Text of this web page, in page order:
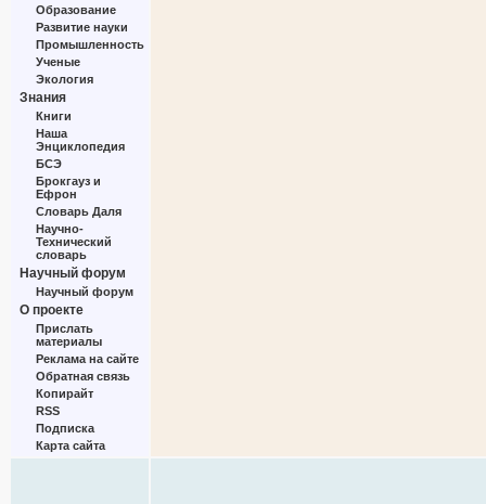
Образование
Развитие науки
Промышленность
Ученые
Экология
Знания
Книги
Наша
Энциклопедия
БСЭ
Брокгауз и
Ефрон
Словарь Даля
Научно-
Технический
словарь
Научный форум
Научный форум
О проекте
Прислать
материалы
Реклама на сайте
Обратная связь
Копирайт
RSS
Подписка
Карта сайта